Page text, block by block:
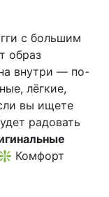
с большим
образ
внутри — по-
лёгкие,
вы ищете
радовать
Комфорт